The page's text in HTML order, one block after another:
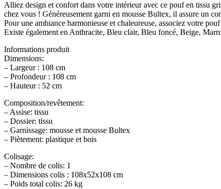
Alliez design et confort dans votre intérieur avec ce pouf en tissu
chez vous ! Généreusement garni en mousse Bultex, il assure un
Pour une ambiance harmonieuse et chaleureuse, associez votre
Existe également en Anthracite, Bleu clair, Bleu foncé, Beige,
Informations produit
Dimensions:
– Largeur : 108 cm
– Profondeur : 108 cm
– Hauteur : 52 cm
Composition/revêtement:
– Assise: tissu
– Dossier: tissu
– Garnissage: mousse et mousse Bultex
– Piètement: plastique et bois
Colisage:
– Nombre de colis: 1
– Dimensions colis : 108x52x108 cm
– Poids total colis: 26 kg